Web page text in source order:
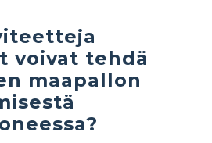
voivat tehdä
maapallon